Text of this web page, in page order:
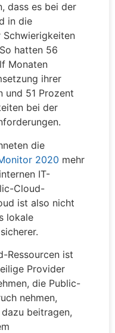
dass es bei der
in die
Schwierigkeiten
hatten 56
Monaten
ihrer
und 51 Prozent
bei der
die
2020 mehr
IT-
Cloud-
ist also nicht
lokale
Ressourcen ist
Provider
die Public-
nehmen,
beitragen,